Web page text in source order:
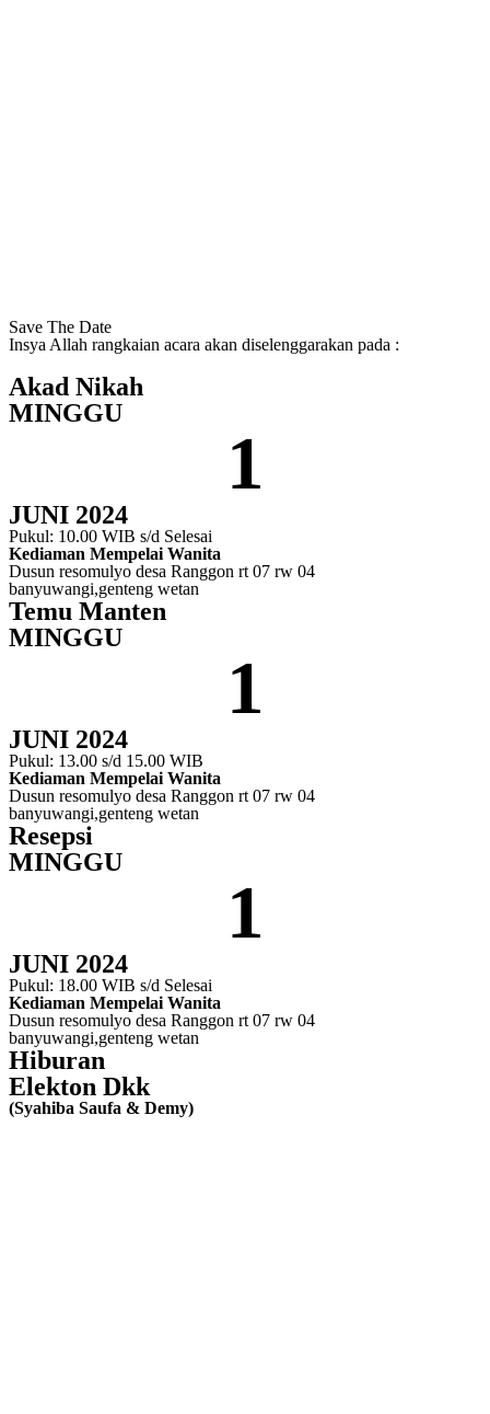
Save The Date
Insya Allah rangkaian acara akan diselenggarakan pada :
Akad Nikah
MINGGU
1
JUNI 2024
Pukul: 10.00 WIB s/d Selesai
Kediaman Mempelai Wanita
Dusun resomulyo desa Ranggon rt 07 rw 04
banyuwangi,genteng wetan
Temu Manten
MINGGU
1
JUNI 2024
Pukul: 13.00 s/d 15.00 WIB
Kediaman Mempelai Wanita
Dusun resomulyo desa Ranggon rt 07 rw 04
banyuwangi,genteng wetan
Resepsi
MINGGU
1
JUNI 2024
Pukul: 18.00 WIB s/d Selesai
Kediaman Mempelai Wanita
Dusun resomulyo desa Ranggon rt 07 rw 04
banyuwangi,genteng wetan
Hiburan
Elekton Dkk
(Syahiba Saufa & Demy)